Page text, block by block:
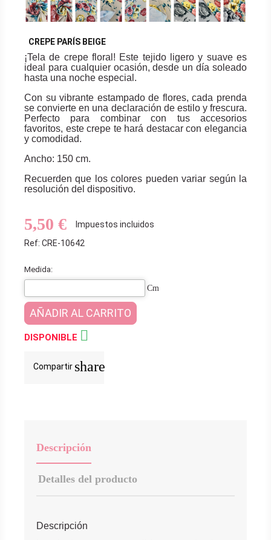
CREPE PARÍS BEIGE
¡Tela de crepe floral! Este tejido ligero y suave es
ideal para cualquier ocasión, desde un día soleado
hasta una noche especial.
Con su vibrante estampado de flores, cada prenda
se convierte en una declaración de estilo y frescura.
Perfecto para combinar con tus accesorios
favoritos, este crepe te hará destacar con elegancia
y comodidad.
Ancho: 150 cm.
Recuerden que los colores pueden variar según la
resolución del dispositivo.
5,50 €
Impuestos incluidos
Ref: CRE-10642
Medida:
Cm
AÑADIR AL CARRITO
DISPONIBLE 
Compartir share
Descripción
Detalles del producto
Descripción